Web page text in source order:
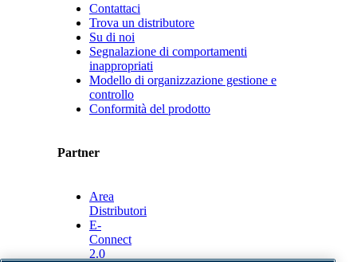
Contattaci
Trova un distributore
Su di noi
Segnalazione di comportamenti
inappropriati
Modello di organizzazione gestione e
controllo
Conformità del prodotto
Partner
Area
Distributori
E-
Connect
2.0